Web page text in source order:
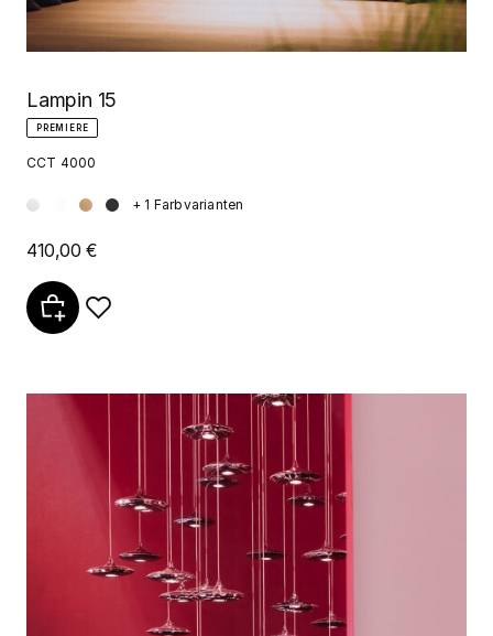
Lampin 15
PREMIERE
CCT 4000
+ 1 Farbvarianten
410,00 €